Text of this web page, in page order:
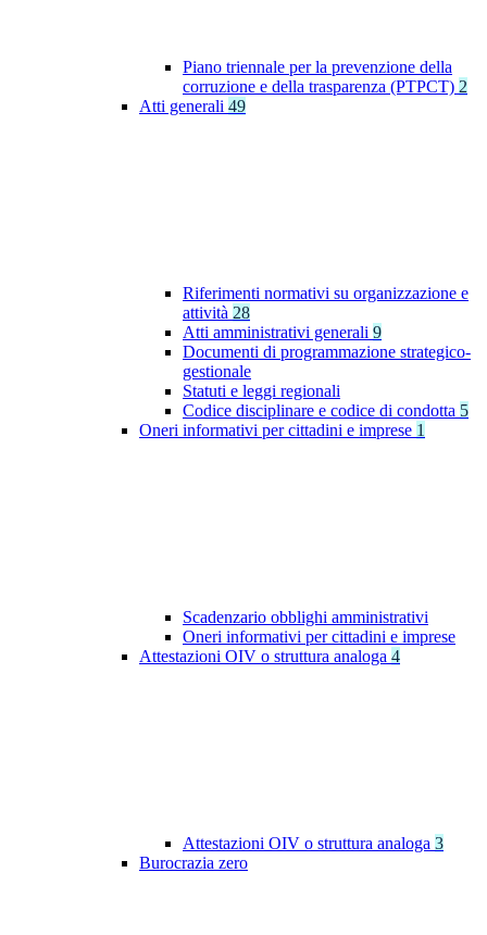
Piano triennale per la prevenzione della
corruzione e della trasparenza (PTPCT) 2
Atti generali 49
Riferimenti normativi su organizzazione e
attività 28
Atti amministrativi generali 9
Documenti di programmazione strategico-
gestionale
Statuti e leggi regionali
Codice disciplinare e codice di condotta 5
Oneri informativi per cittadini e imprese 1
Scadenzario obblighi amministrativi
Oneri informativi per cittadini e imprese
Attestazioni OIV o struttura analoga 4
Attestazioni OIV o struttura analoga 3
Burocrazia zero